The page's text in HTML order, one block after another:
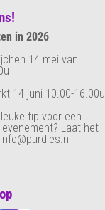
in 2026
14 mei van
14 juni 10.00-16.00u
tip voor een
Laat het